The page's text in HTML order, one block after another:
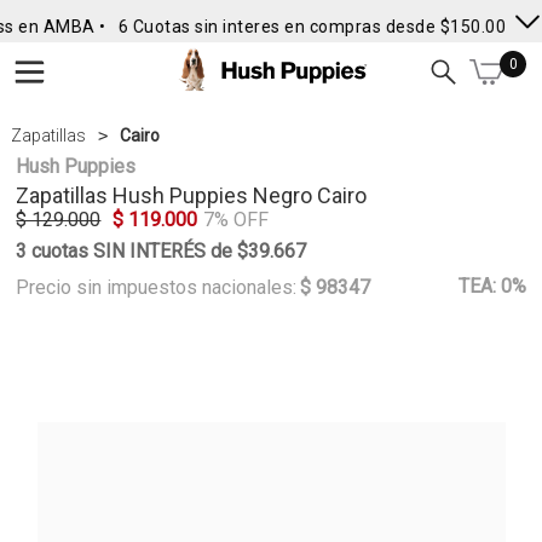
en AMBA • 6 Cuotas sin interes en compras desde $150.000 •
0
Zapatillas Cairo
Hush Puppies
Zapatillas Hush Puppies Negro Cairo
$ 129.000 $ 119.000 7% OFF
3 cuotas SIN INTERÉS de $39.667
Precio sin impuestos nacionales: $ 98347 TEA: 0%